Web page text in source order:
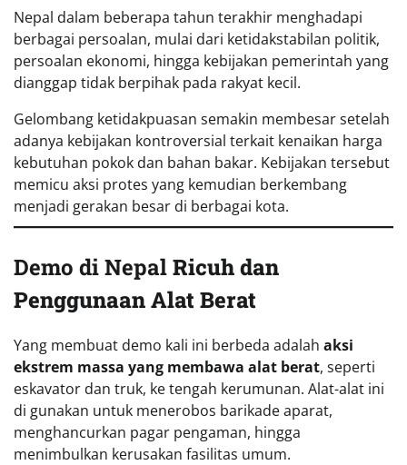
Nepal dalam beberapa tahun terakhir menghadapi
berbagai persoalan, mulai dari ketidakstabilan politik,
persoalan ekonomi, hingga kebijakan pemerintah yang
dianggap tidak berpihak pada rakyat kecil.
Gelombang ketidakpuasan semakin membesar setelah
adanya kebijakan kontroversial terkait kenaikan harga
kebutuhan pokok dan bahan bakar. Kebijakan tersebut
memicu aksi protes yang kemudian berkembang
menjadi gerakan besar di berbagai kota.
Demo di NepalRicuh dan
Penggunaan Alat Berat
Yang membuat demo kali ini berbeda adalah aksi
ekstrem massa yang membawa alat berat, seperti
eskavator dan truk, ke tengah kerumunan. Alat-alat ini
di gunakan untuk menerobos barikade aparat,
menghancurkan pagar pengaman, hingga
menimbulkan kerusakan fasilitas umum.